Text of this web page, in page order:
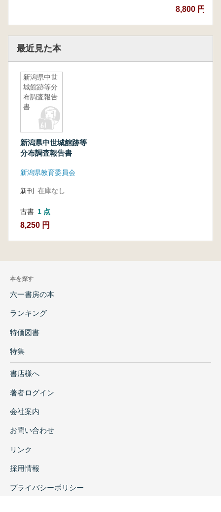
8,800 円
最近見た本
新潟県中世
城館跡等分
布調査報告
書
新潟県中世城館跡等
分布調査報告書
新潟県教育委員会
新刊 在庫なし
古書 1 点
8,250 円
本を探す
六一書房の本
ランキング
特価図書
特集
書店様へ
著者ログイン
会社案内
お問い合わせ
リンク
採用情報
プライバシーポリシー